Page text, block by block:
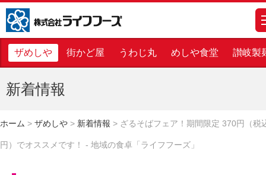
株式会社ライフフーズ
ザめしや 街かど屋 うわじ丸 めしや食堂 讃岐製
新着情報
ホーム > ザめしや > 新着情報 > ざるそばフェア！期間限定 370円（税
円）でオススメです！ - 地域の食卓「ライフフーズ」